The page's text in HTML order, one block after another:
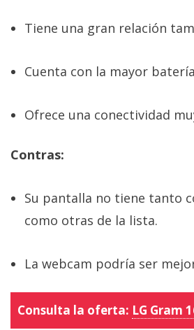
Tiene una gran relación
Cuenta con la mayor
Ofrece una conectividad
Contras:
Su pantalla no tiene tanto
como otras de la lista.
La webcam podría ser
Consulta la oferta: LG Gram